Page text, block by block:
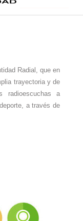
Radial, que en
trayectoria y de
radioescuchas a
a través de